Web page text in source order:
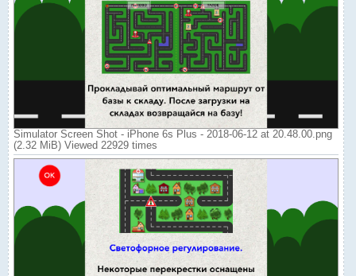
Simulator Screen Shot - iPhone 6s Plus - 2018-06-12 at 20.48.00.png
(2.32 MiB) Viewed 22929 times